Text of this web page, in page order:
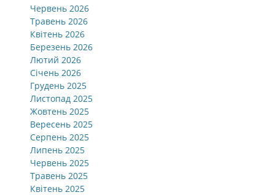
Червень 2026
Травень 2026
Квітень 2026
Березень 2026
Лютий 2026
Січень 2026
Грудень 2025
Листопад 2025
Жовтень 2025
Вересень 2025
Серпень 2025
Липень 2025
Червень 2025
Травень 2025
Квітень 2025